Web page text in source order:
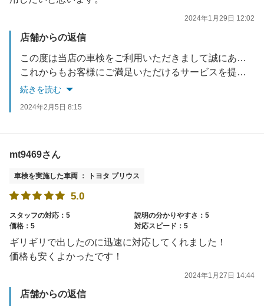
2024年1月29日 12:02
店舗からの返信
この度は当店の車検をご利用いただきまして誠にありがとうございます。
これからもお客様にご満足いただけるサービスを提供できるよう努めてまいります。
またのご利用を心よりお待ち申しあげます
続きを読む
2024年2月5日 8:15
mt9469さん
車検を実施した車両 ： トヨタ プリウス
5.0
スタッフの対応：5
説明の分かりやすさ：5
価格：5
対応スピード：5
ギリギリで出したのに迅速に対応してくれました！
価格も安くよかったです！
2024年1月27日 14:44
店舗からの返信